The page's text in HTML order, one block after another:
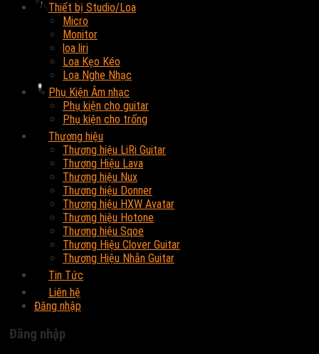
Thiết bị Studio/Loa
Micro
Monitor
loa liri
Loa Kẹo Kéo
Loa Nghe Nhạc
Phụ Kiện Âm nhạc
Phụ kiện cho guitar
Phụ kiện cho trống
Thương hiệu
Thương hiệu LiRi Guitar
Thương Hiệu Lava
Thương hiệu Nux
Thương hiệu Donner
Thương hiệu HXW Avatar
Thương hiệu Hotone
Thương hiệu Sqoe
Thương Hiệu Clover Guitar
Thương Hiệu Nhẫn Guitar
Tin Tức
Liên hệ
Đăng nhập
Đăng nhập